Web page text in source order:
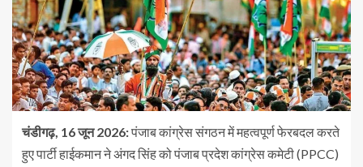
चंडीगढ़, 16 जून 2026:पंजाब कांग्रेस संगठन में महत्वपूर्ण फेरबदल करते
हुए पार्टी हाईकमान ने अंगद सिंह को पंजाब प्रदेश कांग्रेस कमेटी (PPCC)